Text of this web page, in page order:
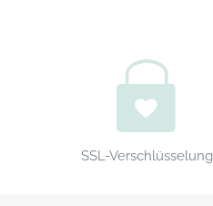
SSL-Verschlüsselung